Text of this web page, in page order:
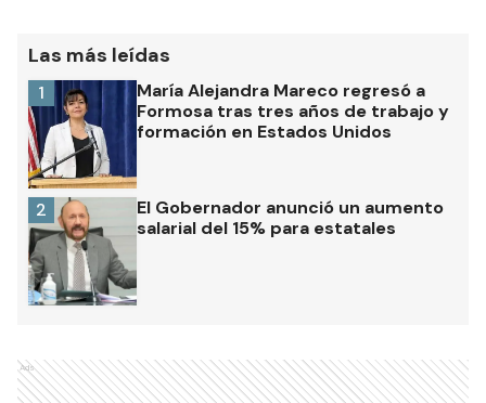
Las más leídas
María Alejandra Mareco regresó a
Formosa tras tres años de trabajo y
formación en Estados Unidos
1
El Gobernador anunció un aumento
salarial del 15% para estatales
2
Ads